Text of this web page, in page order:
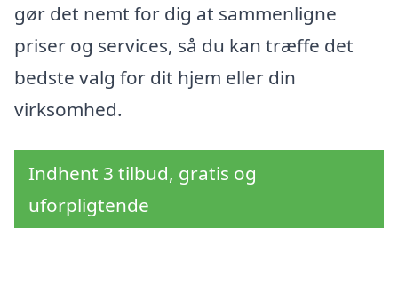
gør det nemt for dig at sammenligne
priser og services, så du kan træffe det
bedste valg for dit hjem eller din
virksomhed.
Indhent 3 tilbud, gratis og
uforpligtende